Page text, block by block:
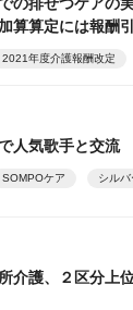
算算定には報酬
2021年度介護報酬改定
人気歌手と交流
SOMPOケア シル
介護、２区分上